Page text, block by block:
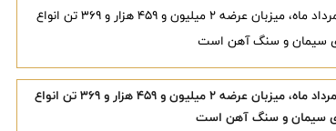
تالارهای بورس کالای ایران امروز یکشنبه ۴ مرداد ماه، میزبان عرضه ۲ میلیون و ۴۵۹ هزار و ۳۶۹ تن انواع
سیمان و سنگ آهن است
تالارهای بورس کالای ایران امروز یکشنبه ۴ مرداد ماه، میزبان عرضه ۲ میلیون و ۴۵۹ هزار و ۳۶۹ تن انواع
سیمان و سنگ آهن است